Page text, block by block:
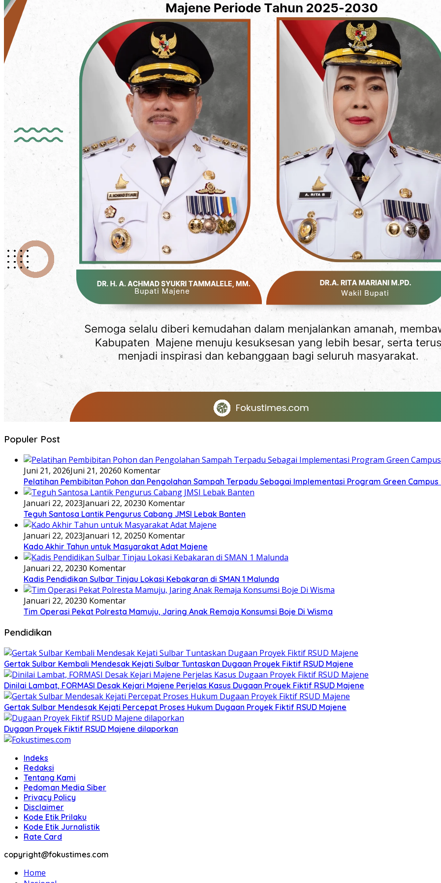
Populer Post
Juni 21, 2026Juni 21, 20260 Komentar
Pelatihan Pembibitan Pohon dan Pengolahan Sampah Terpadu Sebagai Implementasi Program Green
Januari 22, 2023Januari 22, 20230 Komentar
Teguh Santosa Lantik Pengurus Cabang JMSI Lebak Banten
Januari 22, 2023Januari 12, 20250 Komentar
Kado Akhir Tahun untuk Masyarakat Adat Majene
Januari 22, 20230 Komentar
Kadis Pendidikan Sulbar Tinjau Lokasi Kebakaran di SMAN 1 Malunda
Januari 22, 20230 Komentar
Tim Operasi Pekat Polresta Mamuju, Jaring Anak Remaja Konsumsi Boje Di Wisma
Pendidikan
Gertak Sulbar Kembali Mendesak Kejati Sulbar Tuntaskan Dugaan Proyek Fiktif RSUD Majene
Dinilai Lambat, FORMASI Desak Kejari Majene Perjelas Kasus Dugaan Proyek Fiktif RSUD Majene
Gertak Sulbar Mendesak Kejati Percepat Proses Hukum Dugaan Proyek Fiktif RSUD Majene
Dugaan Proyek Fiktif RSUD Majene dilaporkan
Indeks
Redaksi
Tentang Kami
Pedoman Media Siber
Privacy Policy
Disclaimer
Kode Etik Prilaku
Kode Etik Jurnalistik
Rate Card
copyright@fokustimes.com
Home